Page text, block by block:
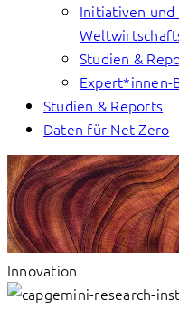
Initiativen
Studien &
Expert*innen-
Studien & Reports
Daten für Net Zero
Innovation